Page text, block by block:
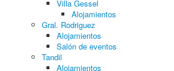
Villa Gessel
Alojamientos
Gral. Rodriguez
Alojamientos
Salón de eventos
Tandil
Alojamientos